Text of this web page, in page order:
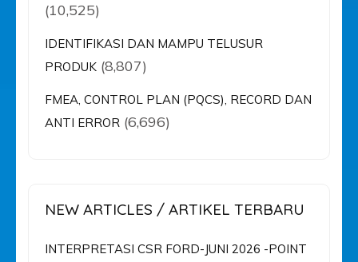
(10,525)
IDENTIFIKASI DAN MAMPU TELUSUR
PRODUK (8,807)
FMEA, CONTROL PLAN (PQCS), RECORD DAN
ANTI ERROR (6,696)
NEW ARTICLES / ARTIKEL TERBARU
INTERPRETASI CSR FORD-JUNI 2026 -POINT